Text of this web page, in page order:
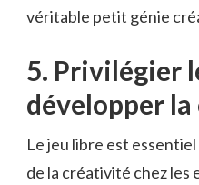
véritable petit génie⁣
5.⁣ Privilégier
développer
Le ‌jeu libre est
‌de la créativité chez les